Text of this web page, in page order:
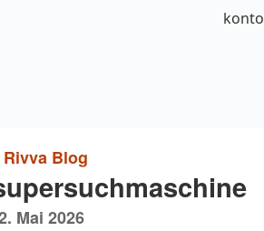
konto
Rivva Blog
Mai 2026